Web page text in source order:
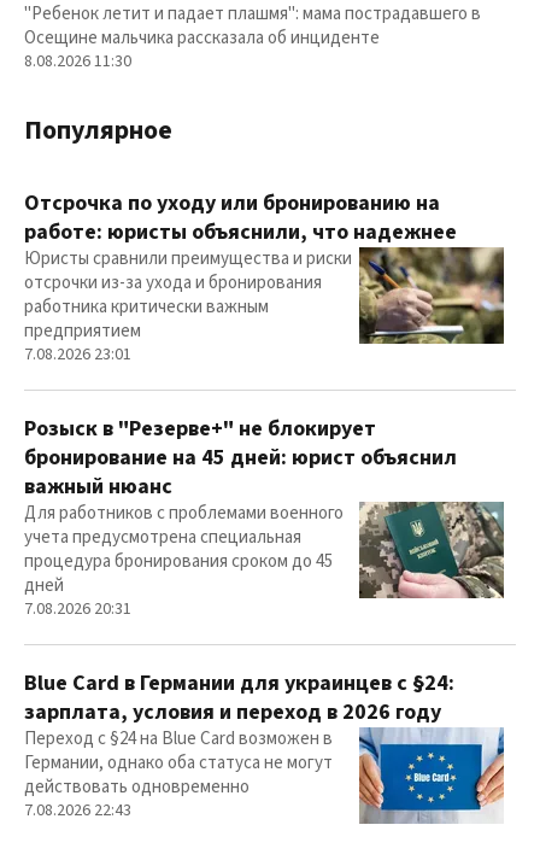
"Ребенок летит и падает плашмя": мама пострадавшего в
Осещине мальчика рассказала об инциденте
8.08.2026 11:30
Популярное
Отсрочка по уходу или бронированию на
работе: юристы объяснили, что надежнее
Юристы сравнили преимущества и риски
отсрочки из-за ухода и бронирования
работника критически важным
предприятием
7.08.2026 23:01
Розыск в "Резерве+" не блокирует
бронирование на 45 дней: юрист объяснил
важный нюанс
Для работников с проблемами военного
учета предусмотрена специальная
процедура бронирования сроком до 45
дней
7.08.2026 20:31
Blue Card в Германии для украинцев с §24:
зарплата, условия и переход в 2026 году
Переход с §24 на Blue Card возможен в
Германии, однако оба статуса не могут
действовать одновременно
7.08.2026 22:43